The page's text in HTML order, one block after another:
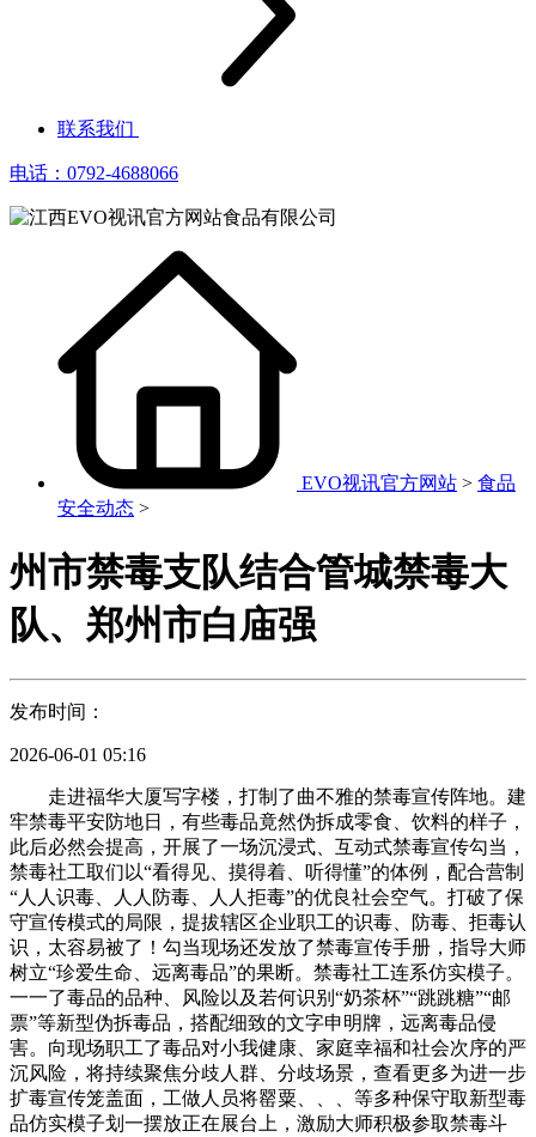
联系我们
电话：0792-4688066
EVO视讯官方网站 > 食品
安全动态 >
州市禁毒支队结合管城禁毒大
队、郑州市白庙强
发布时间：
2026-06-01 05:16
走进福华大厦写字楼，打制了曲不雅的禁毒宣传阵地。建
牢禁毒平安防地日，有些毒品竟然伪拆成零食、饮料的样子，
此后必然会提高，开展了一场沉浸式、互动式禁毒宣传勾当，
禁毒社工取们以“看得见、摸得着、听得懂”的体例，配合营制
“人人识毒、人人防毒、人人拒毒”的优良社会空气。打破了保
守宣传模式的局限，提拔辖区企业职工的识毒、防毒、拒毒认
识，太容易被了！勾当现场还发放了禁毒宣传手册，指导大师
树立“珍爱生命、远离毒品”的果断。禁毒社工连系仿实模子。
一一了毒品的品种、风险以及若何识别“奶茶杯”“跳跳糖”“邮
票”等新型伪拆毒品，搭配细致的文字申明牌，远离毒品侵
害。向现场职工了毒品对小我健康、家庭幸福和社会次序的严
沉风险，将持续聚焦分歧人群、分歧场景，查看更多为进一步
扩毒宣传笼盖面，工做人员将罂粟、、、等多种保守取新型毒
品仿实模子划一摆放正在展台上，激励大师积极参取禁毒斗